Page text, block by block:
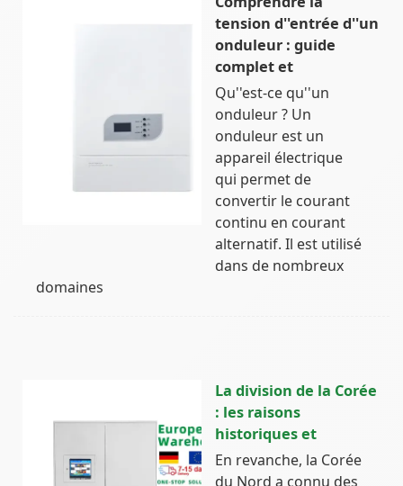
tension d''entrée d''un
onduleur : guide
complet et
Qu''est-ce qu''un
onduleur ? Un
onduleur est un
appareil électrique
qui permet de
convertir le courant
continu en courant
alternatif. Il est utilisé
dans de nombreux
domaines
La division de la Corée
: les raisons
historiques et
En revanche, la Corée
du Nord a connu des